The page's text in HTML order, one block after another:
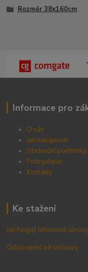
Rozměr 38x160cm
Informace pro
O nás
Jak nakupovat
Obchodní podmínky
Fotogalerie
Kontakty
Ke stažení
Jak fungují teflonové ubrusy
Odstoupení od smlouvy